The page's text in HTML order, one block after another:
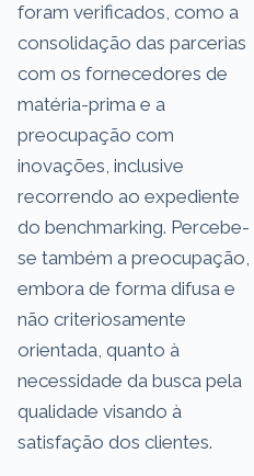
foram verificados, como a
consolidação das parcerias
com os fornecedores de
matéria-prima e a
preocupação com
inovações, inclusive
recorrendo ao expediente
do benchmarking. Percebe-
se também a preocupação,
embora de forma difusa e
não criteriosamente
orientada, quanto à
necessidade da busca pela
qualidade visando à
satisfação dos clientes.